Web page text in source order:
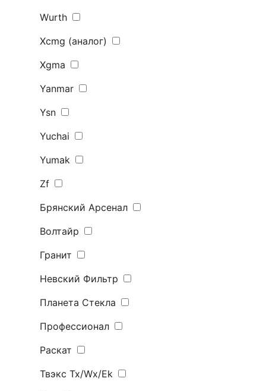
Wurth
Xcmg (аналог)
Xgma
Yanmar
Ysn
Yuchai
Yumak
Zf
Брянский Арсенал
Волтайр
Гранит
Невский Фильтр
Планета Стекла
Профессионал
Раскат
Твэкс Tx/Wx/Ek